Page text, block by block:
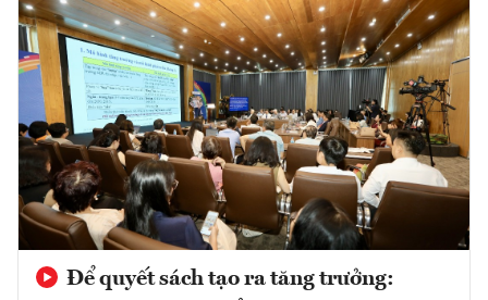
Để quyết sách tạo ra tăng trưởng: